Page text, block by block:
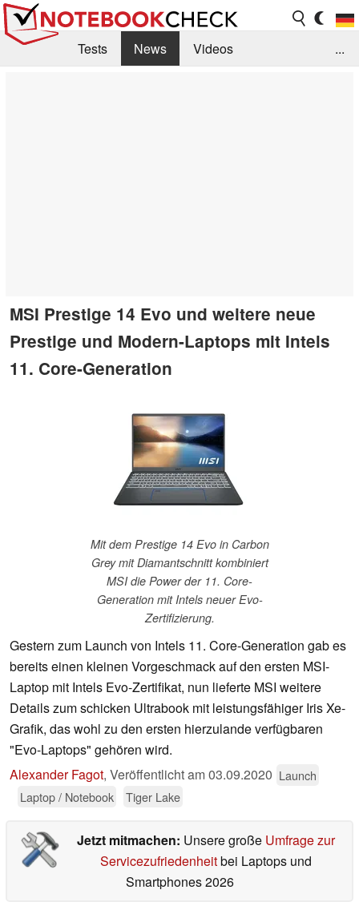
Tests News
Videos
...
MSI Prestige 14 Evo und weitere neue
Prestige und Modern-Laptops mit Intels
11. Core-Generation
Mit dem Prestige 14 Evo in Carbon
Grey mit Diamantschnitt kombiniert
MSI die Power der 11. Core-
Generation mit Intels neuer Evo-
Zertifizierung.
Gestern zum Launch von Intels 11. Core-Generation gab es
bereits einen kleinen Vorgeschmack auf den ersten MSI-
Laptop mit Intels Evo-Zertifikat, nun lieferte MSI weitere
Details zum schicken Ultrabook mit leistungsfähiger Iris Xe-
Grafik, das wohl zu den ersten hierzulande verfügbaren
"Evo-Laptops" gehören wird.
Alexander Fagot, Veröffentlicht am03.09.2020 Launch
Laptop / Notebook
Tiger Lake
Jetzt mitmachen: Unsere große Umfrage zur
Servicezufriedenheitbei Laptops und
Smartphones 2026